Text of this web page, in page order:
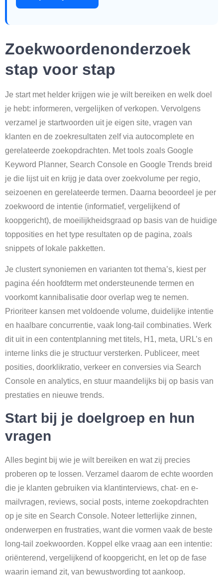
Zoekwoordenonderzoek
stap voor stap
Je start met helder krijgen wie je wilt bereiken en welk doel
je hebt: informeren, vergelijken of verkopen. Vervolgens
verzamel je startwoorden uit je eigen site, vragen van
klanten en de zoekresultaten zelf via autocomplete en
gerelateerde zoekopdrachten. Met tools zoals Google
Keyword Planner, Search Console en Google Trends breid
je die lijst uit en krijg je data over zoekvolume per regio,
seizoenen en gerelateerde termen. Daarna beoordeel je per
zoekwoord de intentie (informatief, vergelijkend of
koopgericht), de moeilijkheidsgraad op basis van de huidige
topposities en het type resultaten op de pagina, zoals
snippets of lokale pakketten.
Je clustert synoniemen en varianten tot thema’s, kiest per
pagina één hoofdterm met ondersteunende termen en
voorkomt kannibalisatie door overlap weg te nemen.
Prioriteer kansen met voldoende volume, duidelijke intentie
en haalbare concurrentie, vaak long-tail combinaties. Werk
dit uit in een contentplanning met titels, H1, meta, URL’s en
interne links die je structuur versterken. Publiceer, meet
posities, doorklikratio, verkeer en conversies via Search
Console en analytics, en stuur maandelijks bij op basis van
prestaties en nieuwe trends.
Start bij je doelgroep en hun
vragen
Alles begint bij wie je wilt bereiken en wat zij precies
proberen op te lossen. Verzamel daarom de echte woorden
die je klanten gebruiken via klantinterviews, chat- en e-
mailvragen, reviews, social posts, interne zoekopdrachten
op je site en Search Console. Noteer letterlijke zinnen,
onderwerpen en frustraties, want die vormen vaak de beste
long-tail zoekwoorden. Koppel elke vraag aan een intentie:
oriënterend, vergelijkend of koopgericht, en let op de fase
waarin iemand zit, van bewustwording tot aankoop.